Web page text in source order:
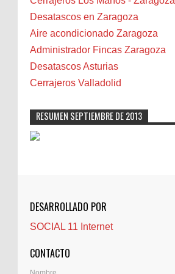
Biota
Camareta
Cáncer
Carmela Sauras
Carnavales
Castellón
Cerrajeros
Cocinas
Comentarios de la afición
Controller Zaragoza
Desatascos en Zaragoza
Aire acondicionado Zaragoza
Administrador Fincas Zaragoza
Desatascos Asturias
Cerrajeros Valladolid
RESUMEN SEPTIEMBRE DE 2013
DESARROLLADO POR
SOCIAL 11 Internet
CONTACTO